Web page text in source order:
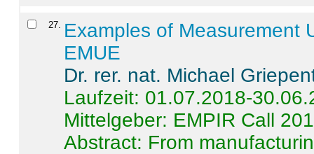
27. Examples of Measurement
EMUE
Dr. rer. nat. Michael
Laufzeit: 01.07.2018-
Mittelgeber: EMPIR Call
Abstract: From